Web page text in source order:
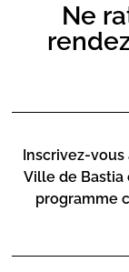
a prima
per girà
babbu di
Ne
Inscrivez-
Ville de
programme